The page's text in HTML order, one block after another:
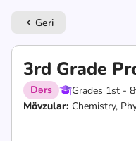
keyboard_arrow_left Geri
3rd Grade
Dərs Grades 1st -
Mövzular: Chemistry,